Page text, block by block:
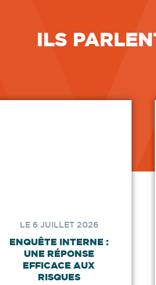
ILS
LE 6 JUILLET 2026
ENQUÊTE INTERNE :
UNE RÉPONSE
EFFICACE AUX
RISQUES